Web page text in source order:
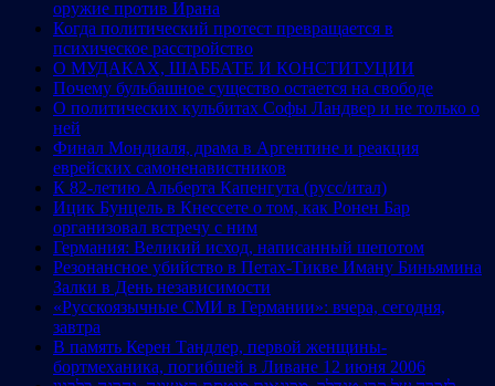
оружие против Ирана
Когда политический протест превращается в
психическое расстройство
О МУДАКАХ, ШАББАТЕ И КОНСТИТУЦИИ
Почему бульбашное существо остается на свободе
О политических кульбитах Софы Ландвер и не только о
ней
Финал Мондиаля, драма в Аргентине и реакция
еврейских самоненавистников
К 82-летию Альберта Капенгута (русс/итал)
Ицик Бунцель в Кнессете о том, как Ронен Бар
организовал встречу с ним
Германия: Великий исход, написанный шепотом
Резонансное убийство в Петах-Тикве Иману Биньямина
Залки в День независимости
«Русскоязычные СМИ в Германии»: вчера, сегодня,
завтра
В память Керен Тандлер, первой женщины-
бортмеханика, погибшей в Ливане 12 июня 2006